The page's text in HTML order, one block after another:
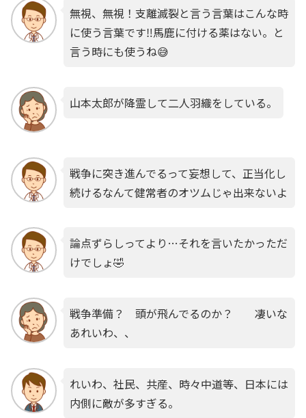
無視、無視！支離滅裂と言う言葉はこんな時
に使う言葉です‼️馬鹿に付ける薬はない。と
言う時にも使うね😅
山本太郎が降霊して二人羽織をしている。
戦争に突き進んでるって妄想して、正当化し
続けるなんて健常者のオツムじゃ出来ないよ
論点ずらしってより…それを言いたかっただ
けでしょ🤣
戦争準備？ 頭が飛んでるのか？ 凄いな
あれいわ、、
れいわ、社民、共産、時々中道等、日本には
内側に敵が多すぎる。